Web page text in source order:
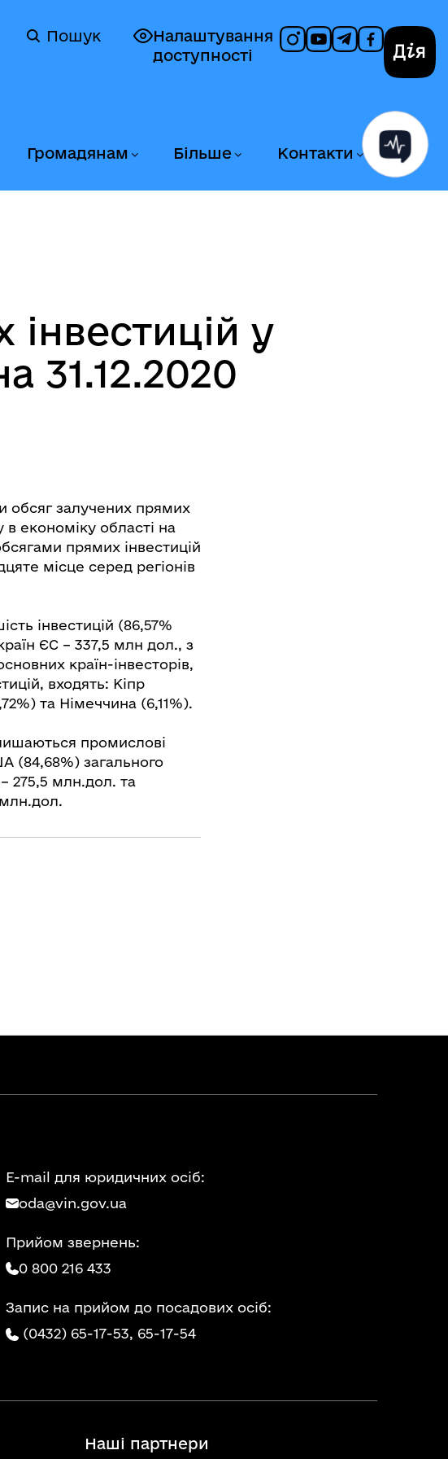
Налаштування
доступності
Пошук
Громадянам Більше Контакти
у
31.12.2020
обсяг залучених прямих
в економіку області на
прямих інвестицій
місце серед регіонів
інвестицій (86,57%
ЄС – 337,5 млн дол., з
країн-інвесторів,
входять: Кіпр
та Німеччина (6,11%).
промислові
(84,68%) загального
275,5 млн.дол. та
млн.дол.
E-mail для юридичних осіб:
oda@vin.gov.ua
Прийом звернень:
0 800 216 433
Запис на прийом до посадових осіб:
(0432) 65-17-53, 65-17-54
Наші партнери